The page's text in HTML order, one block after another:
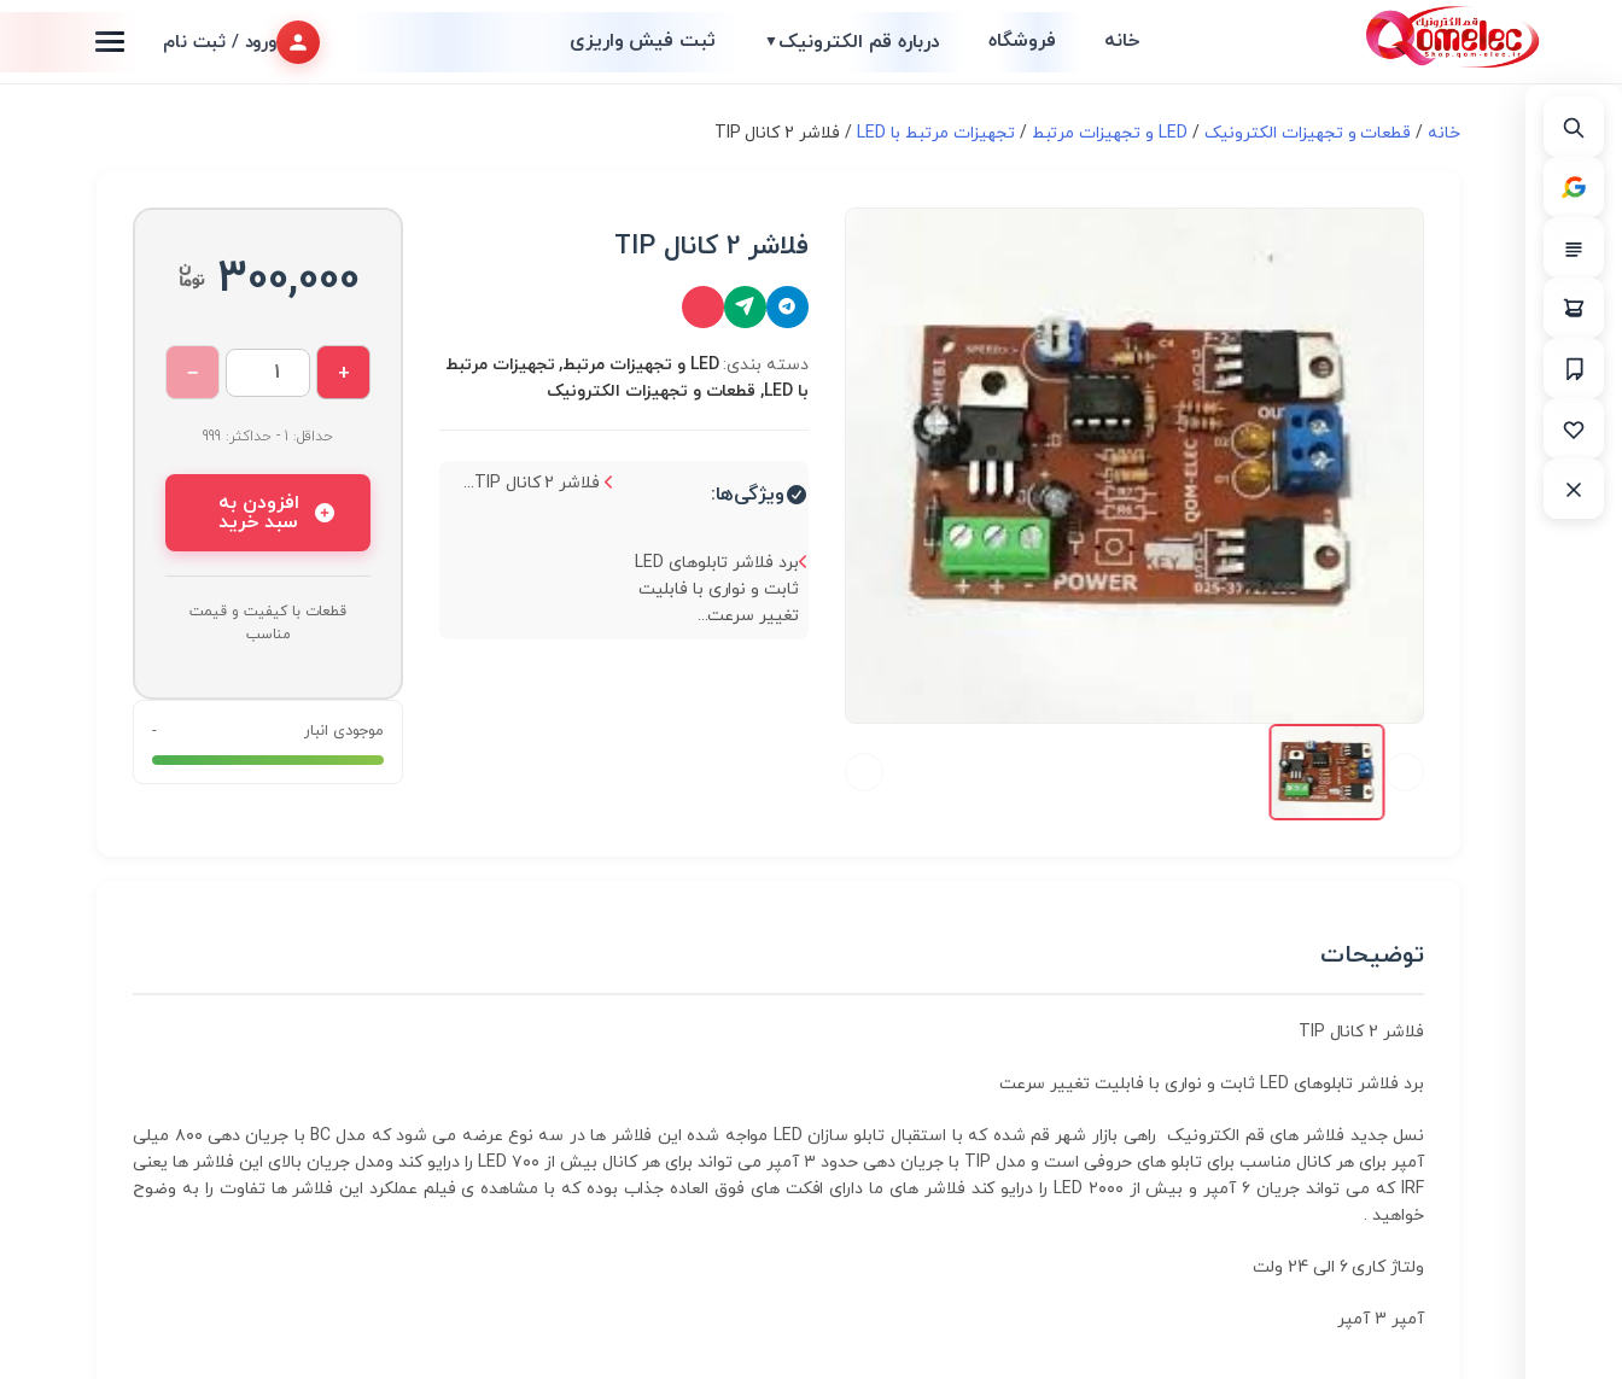
خانه فروشگاه درباره قم الکترونیک▼ ثبت فیش واریزی ورود / ثبت نام
خانه / قطعات و تجهیزات الکترونیک / LED و تجهیزات مرتبط /تجهیزات مرتبط با LED / فلاشر 2 کانال TIP
فلاشر 2 کانال TIP
دسته بندی:
LED و تجهیزات مرتبط, تجهیزات مرتبط
با LED, قطعات و تجهیزات الکترونیک
ویژگی‌ها: فلاشر 2 کانال TIP...
برد فلاشر تابلوهای LED
ثابت و نواری با فابلیت
تغییر سرعت...
300,000
+
−
حداقل: 1 - حداکثر: 999
افزودن به
سبد خرید
قطعات با کیفیت و قیمت
مناسب
موجودی انبار -
توضیحات
فلاشر 2 کانال TIP
برد فلاشر تابلوهای LED ثابت و نواری با فابلیت تغییر سرعت
نسل جدید فلاشر های قم الکترونیک راهی بازار شهر قم شده که با استقبال تابلو سازان LED مواجه شده این فلاشر ها در سه نوع عرضه می شود که مدل BC با جریان دهی ۸۰۰ میلی
آمپر برای هر کانال مناسب برای تابلو های حروفی است و مدل TIP با جریان دهی حدود ۳ آمپر می تواند برای هر کانال بیش از ۷۰۰ LED را درایو کند ومدل جریان بالای این فلاشر ها یعنی
IRF که می تواند جریان ۶ آمپر و بیش از ۲۰۰۰ LED را درایو کند فلاشر های ما دارای افکت های فوق العاده جذاب بوده که با مشاهده ی فیلم عملکرد این فلاشر ها تفاوت را به وضوح
خواهید .
ولتاژ کاری 6 الی 24 ولت
آمپر 3 آمپر